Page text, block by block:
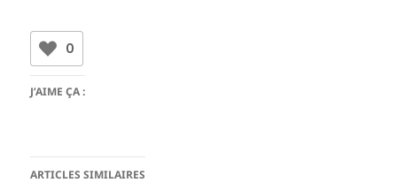
0
J’AIME ÇA :
ARTICLES SIMILAIRES